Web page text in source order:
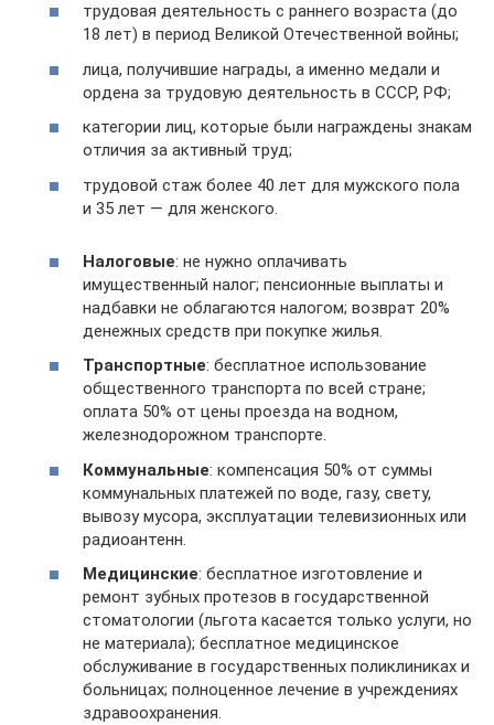
трудовая деятельность с раннего возраста (до
18 лет) в период Великой Отечественной войны;
лица, получившие награды, а именно медали и
ордена за трудовую деятельность в СССР, РФ;
категории лиц, которые были награждены знакам
отличия за активный труд;
трудовой стаж более 40 лет для мужского пола
и 35 лет — для женского.
Налоговые: не нужно оплачивать
имущественный налог; пенсионные выплаты и
надбавки не облагаются налогом; возврат 20%
денежных средств при покупке жилья.
Транспортные: бесплатное использование
общественного транспорта по всей стране;
оплата 50% от цены проезда на водном,
железнодорожном транспорте.
Коммунальные: компенсация 50% от суммы
коммунальных платежей по воде, газу, свету,
вывозу мусора, эксплуатации телевизионных или
радиоантенн.
Медицинские: бесплатное изготовление и
ремонт зубных протезов в государственной
стоматологии (льгота касается только услуги, но
не материала); бесплатное медицинское
обслуживание в государственных поликлиниках и
больницах; полноценное лечение в учреждениях
здравоохранения.